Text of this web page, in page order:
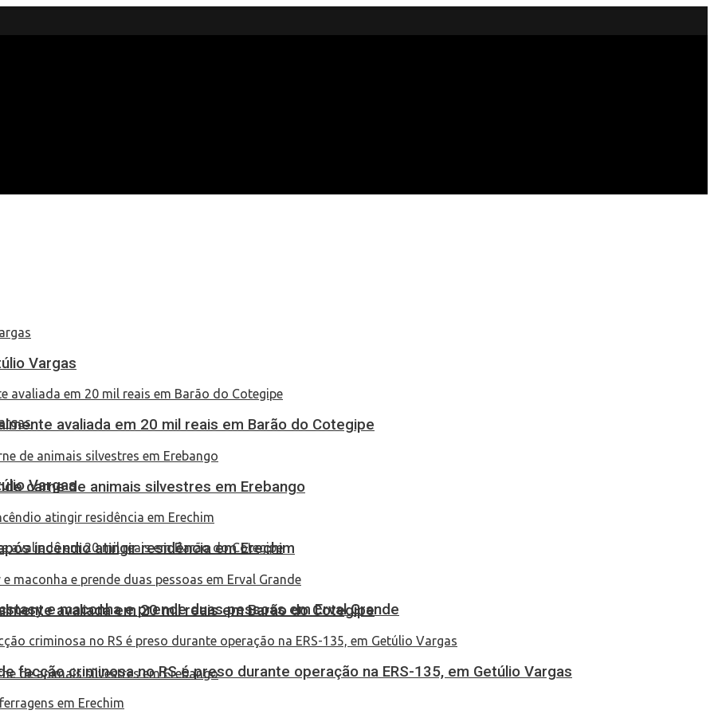
Vargas
avaliada em 20 mil reais em Barão do Cotegipe
Vargas
avaliada em 20 mil reais em Barão do Cotegipe
carne de animais silvestres em Erebango
incêndio atingir residência em Erechim
e maconha e prende duas pessoas em Erval Grande
facção criminosa no RS é preso durante operação na ERS-135, em Getúlio Vargas